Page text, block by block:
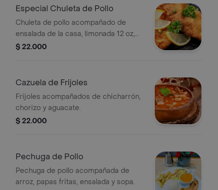
Especial Chuleta de Pollo
Chuleta de pollo acompañado de
ensalada de la casa, limonada 12 oz,
tostadas de plátano.
$ 22.000
Cazuela de Frijoles
Frijoles acompañados de chicharrón,
chorizo y aguacate.
$ 22.000
Pechuga de Pollo
Pechuga de pollo acompañada de
arroz, papas fritas, ensalada y sopa.